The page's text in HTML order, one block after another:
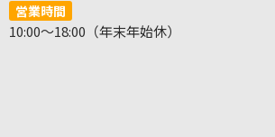
営業時間
10:00～18:00（年末年始休）